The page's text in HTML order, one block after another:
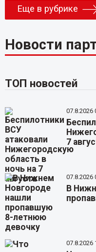
Еще в рубрике
Новости
ТОП новостей
07.8.2026
7
07.8.2026
В
07.8.2026